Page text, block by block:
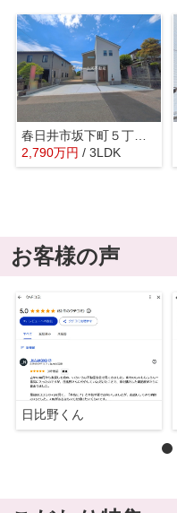
春日井市坂下町５丁目1215-705『仲介料無料』新築戸建て
2,790万円 / 3LDK
お客様の声
日比野くん